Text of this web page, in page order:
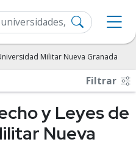
Militar Nueva Granada
Filtrar
y Leyes de
Nueva